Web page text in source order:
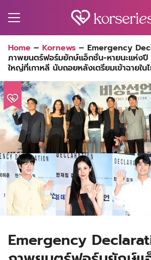
for:
Home – Kornews – Emergency
ภาพยนตร์ฟอร์มยักษ์แอ็กชั่น-หายนะแห่ง
ใหญ่ที่เกาหลี นับถอยหลังเตรียมเข้าฉายใน
Emergency